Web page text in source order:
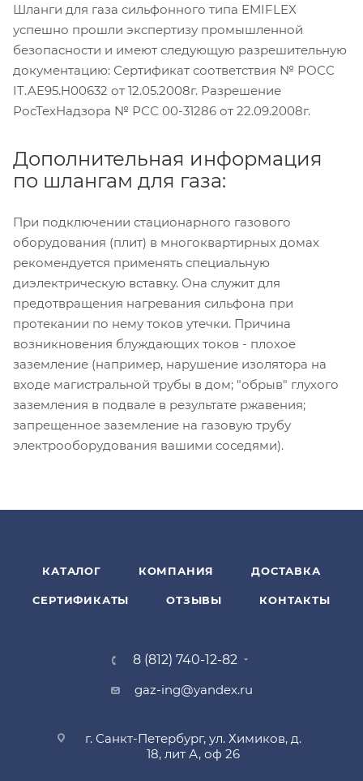
Шланги для газа сильфонного типа EMIFLEX
успешно прошли экспертизу промышленной
безопасности и имеют следующую разрешительную
документацию: Сертификат соответствия № РОСС
IT.AE95.H00632 от 12.05.2008г. Разрешение
РосТехНадзора № РСС 00-31286 от 22.09.2008г.
Дополнительная информация
по шлангам для газа:
При подключении стационарного газового
оборудования (плит) в многоквартирных домах
рекомендуется применять специальную
диэлектрическую вставку. Она служит для
предотвращения нагревания сильфона при
протекании по нему токов утечки. Причина
возникновения блуждающих токов - плохое
заземление (например, нарушение изолятора на
входе магистральной трубы в дом; "обрыв" глухого
заземления в подвале в результате ржавения;
запрещенное заземление на газовую трубу
электрооборудования вашими соседями).
КАТАЛОГ КОМПАНИЯ ДОСТАВКА
СЕРТИФИКАТЫ ОТЗЫВЫ КОНТАКТЫ
8 (812) 740-12-82
gaz-ing@yandex.ru
г. Санкт-Петербург, ул. Химиков, д.
18, лит А, оф 26